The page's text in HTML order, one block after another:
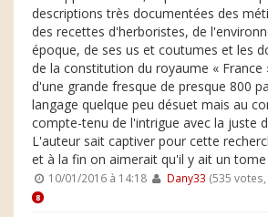
descriptions très documentées des
des recettes d'herboristes, de
époque, de ses us et coutumes et les
de la constitution du royaume « France
d'une grande fresque de presque 800
langage quelque peu désuet mais au
compte-tenu de l'intrigue avec la juste
L'auteur sait captiver pour cette
et à la fin on aimerait qu'il y ait un tome
10/01/2016 à 14:18 Dany33 (535
8